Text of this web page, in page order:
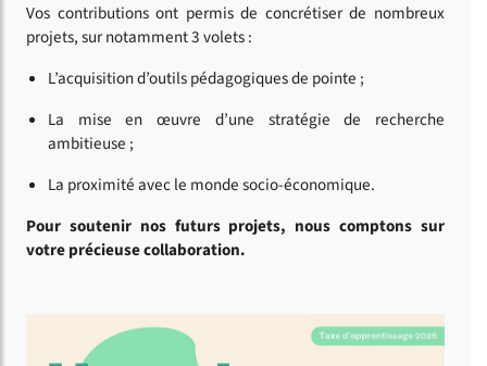
Vos contributions ont permis de concrétiser de nombreux
projets, sur notamment 3 volets :
L’acquisition d’outils pédagogiques de pointe ;
La mise en œuvre d’une stratégie de recherche
ambitieuse ;
La proximité avec le monde socio-économique.
Pour soutenir nos futurs projets, nous comptons sur
votre précieuse collaboration.